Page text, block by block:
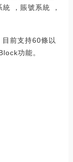
，賬號系統 ，
前支持60條以
功能。